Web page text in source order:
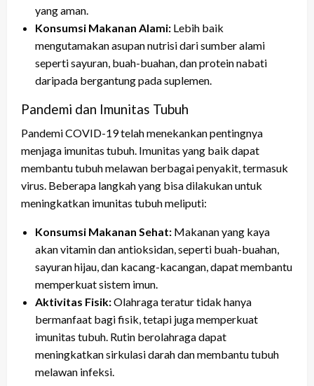
yang aman.
Konsumsi Makanan Alami: Lebih baik
mengutamakan asupan nutrisi dari sumber alami
seperti sayuran, buah-buahan, dan protein nabati
daripada bergantung pada suplemen.
Pandemi dan Imunitas Tubuh
Pandemi COVID-19 telah menekankan pentingnya
menjaga imunitas tubuh. Imunitas yang baik dapat
membantu tubuh melawan berbagai penyakit, termasuk
virus. Beberapa langkah yang bisa dilakukan untuk
meningkatkan imunitas tubuh meliputi:
Konsumsi Makanan Sehat: Makanan yang kaya
akan vitamin dan antioksidan, seperti buah-buahan,
sayuran hijau, dan kacang-kacangan, dapat membantu
memperkuat sistem imun.
Aktivitas Fisik:Olahraga teratur tidak hanya
bermanfaat bagi fisik, tetapi juga memperkuat
imunitas tubuh. Rutin berolahraga dapat
meningkatkan sirkulasi darah dan membantu tubuh
melawan infeksi.